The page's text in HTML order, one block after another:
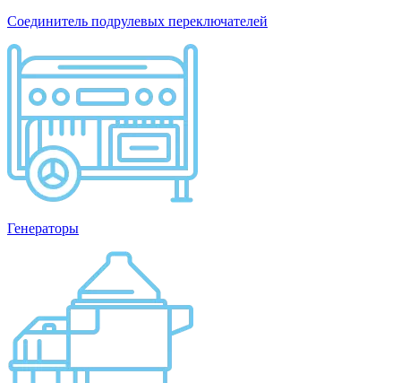
Соединитель подрулевых переключателей
Генераторы